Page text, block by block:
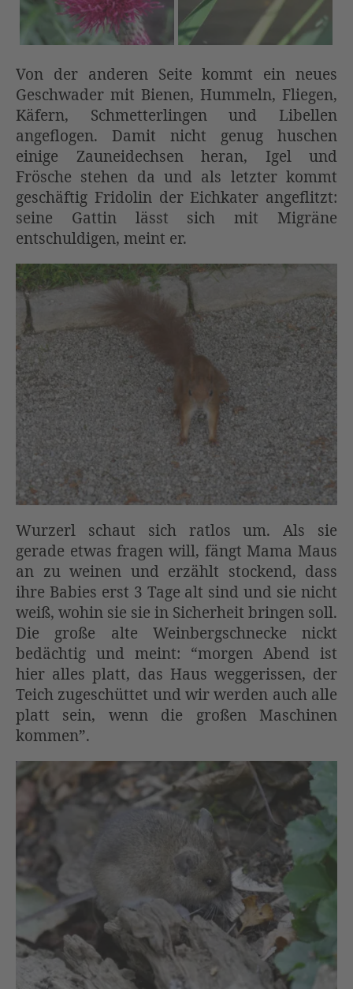
Von der anderen Seite kommt ein neues
Geschwader mit Bienen, Hummeln, Fliegen,
Käfern, Schmetterlingen und Libellen
angeflogen. Damit nicht genug huschen
einige Zauneidechsen heran, Igel und
Frösche stehen da und als letzter kommt
geschäftig Fridolin der Eichkater angeflitzt:
seine Gattin lässt sich mit Migräne
entschuldigen, meint er.
Wurzerl schaut sich ratlos um. Als sie
gerade etwas fragen will, fängt Mama Maus
an zu weinen und erzählt stockend, dass
ihre Babies erst 3 Tage alt sind und sie nicht
weiß, wohin sie sie in Sicherheit bringen soll.
Die große alte Weinbergschnecke nickt
bedächtig und meint: “morgen Abend ist
hier alles platt, das Haus weggerissen, der
Teich zugeschüttet und wir werden auch alle
platt sein, wenn die großen Maschinen
kommen”.